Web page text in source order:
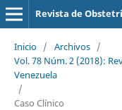
Revista de
Inicio / Archivos /
Vol. 78 Núm. 2 (2018):
Venezuela
/
Caso Clínico